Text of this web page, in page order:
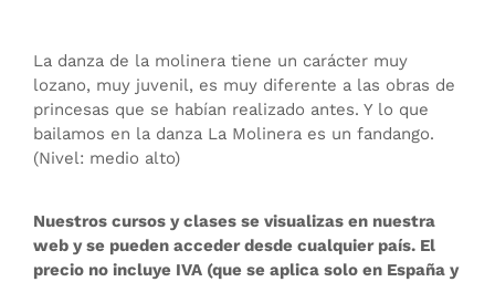
La danza de la molinera tiene un carácter muy
lozano, muy juvenil, es muy diferente a las obras de
princesas que se habían realizado antes. Y lo que
bailamos en la danza La Molinera es un fandango.
(Nivel: medio alto)
Nuestros cursos y clases se visualizas en nuestra
web y se pueden acceder desde cualquier país. El
precio no incluye IVA (que se aplica solo en España y